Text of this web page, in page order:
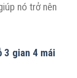
nó trở nên
3 gian 4 mái